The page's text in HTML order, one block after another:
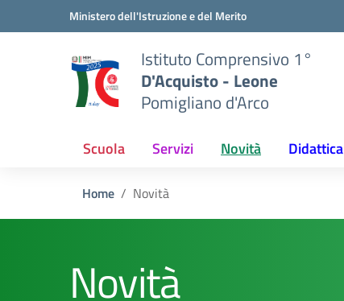
Vai ai contenuti
Vai al menu di navigazioneMinistero dell'Istruzione e del Merito
Istituto Comprensivo 1°
D'Acquisto - Leone
Pomigliano d'Arco
Scuola Servizi Novità Didattica
Home Novità
Novità